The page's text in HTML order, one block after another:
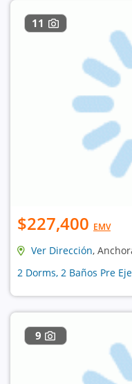
11
$227,400 EMV
Ver Dirección,
2 Dorms, 2 Baños Pre
9